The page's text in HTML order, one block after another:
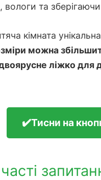
та
кімната
можна
ліжко для
✔️Тисни на
часті